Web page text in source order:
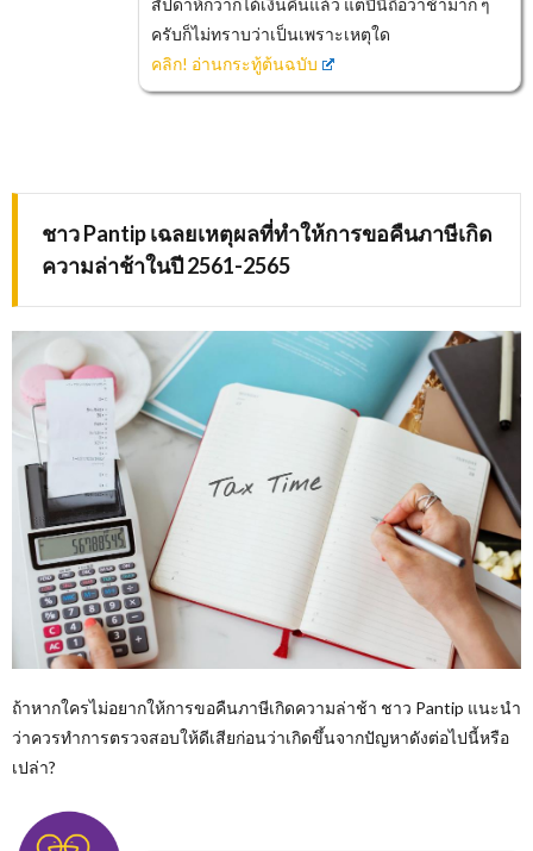
ครับก็ไม่ทราบว่าเป็นเพราะเหตุใด
คลิก! อ่านกระทู้ต้นฉบับ
ชาวPantip เฉลยเหตุผลที่ทำให้การขอคืนภาษีเกิด
ความล่าช้าในปี 2561-2565
ถ้าหากใครไม่อยากให้การขอคืนภาษีเกิดความล่าช้า ชาว Pantip แนะนำ
ว่าควรทำการตรวจสอบให้ดีเสียก่อนว่าเกิดขึ้นจากปัญหาดังต่อไปนี้หรือ
เปล่า?